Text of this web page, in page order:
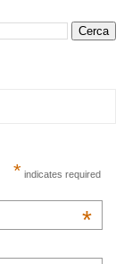
* indicates required
*